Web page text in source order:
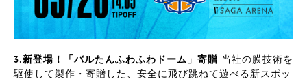
3.新登場！「バルたんふわふわドーム」寄贈 当社の膜技術を
駆使して製作・寄贈した、安全に飛び跳ねて遊べる新スポッ